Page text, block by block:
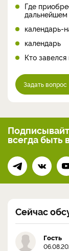
Где
дальнейшем
календарь-
календарь
Кто
Задать вопрос
всегдабыть
Сейчас
Гость